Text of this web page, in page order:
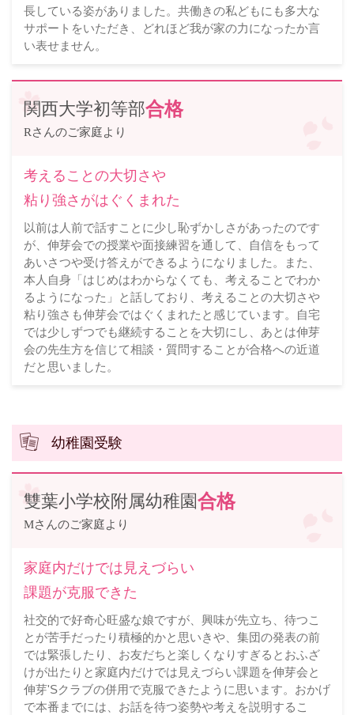
長している姿がありました。共働きの私どもにも多大な
サポートをいただき、どれほど我が家の力になったか言
い表せません。
関西大学初等部合格
Rさんのご家庭より
考えることの大切さや
粘り強さがはぐくまれた
以前は人前で話すことに少し恥ずかしさがあったのです
が、伸芽会での授業や面接練習を通して、自信をもって
あいさつや受け答えができるようになりました。また、
本人自身「はじめはわからなくても、考えることでわか
るようになった」と話しており、考えることの大切さや
粘り強さも伸芽会ではぐくまれたと感じています。自宅
では少しずつでも継続することを大切にし、あとは伸芽
会の先生方を信じて相談・質問することが合格への近道
だと思いました。
幼稚園受験
雙葉小学校附属幼稚園合格
Mさんのご家庭より
家庭内だけでは見えづらい
課題が克服できた
社交的で好奇心旺盛な娘ですが、興味が先立ち、待つこ
とが苦手だったり積極的かと思いきや、集団の発表の前
では緊張したり、お友だちと楽しくなりすぎるとおふざ
けが出たりと家庭内だけでは見えづらい課題を伸芽会と
伸芽'Sクラブの併用で克服できたように思います。おかげ
で本番までには、お話を待つ姿勢や考えを説明するこ